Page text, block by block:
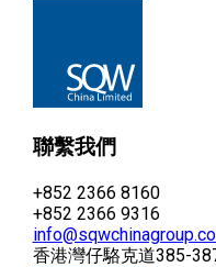
聯繫我們
+852 2366 8160
+852 2366 9316
香港灣仔駱克道385-